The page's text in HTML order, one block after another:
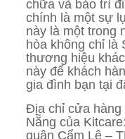
chữa và bảo trì
chính là một sự
này là một trong
hòa không chỉ là
thương hiệu
này để khách
gia đình bạn tại
Địa chỉ cửa
Nẵng của
quận Cẩm Lệ –